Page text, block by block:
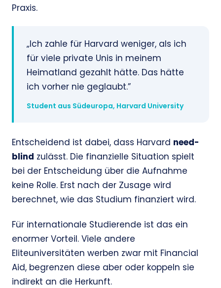
Praxis.
„Ich zahle für Harvard weniger, als ich
für viele private Unis in meinem
Heimatland gezahlt hätte. Das hätte
ich vorher nie geglaubt.”
Student aus Südeuropa, Harvard University
Entscheidend ist dabei, dass Harvard need-
blind zulässt. Die finanzielle Situation spielt
bei der Entscheidung über die Aufnahme
keine Rolle. Erst nach der Zusage wird
berechnet, wie das Studium finanziert wird.
Für internationale Studierende ist das ein
enormer Vorteil. Viele andere
Eliteuniversitäten werben zwar mit Financial
Aid, begrenzen diese aber oder koppeln sie
indirekt an die Herkunft.